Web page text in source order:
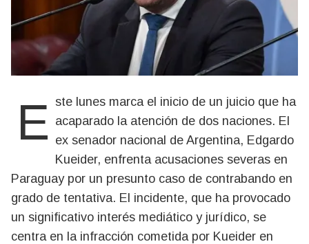
Este lunes marca el inicio de un juicio que ha acaparado la atención de dos naciones. El
ex senador nacional de Argentina, Edgardo
Kueider, enfrenta acusaciones severas en
Paraguay por un presunto caso de contrabando en
grado de tentativa. El incidente, que ha provocado
un significativo interés mediático y jurídico, se
centra en la infracción cometida por Kueider en